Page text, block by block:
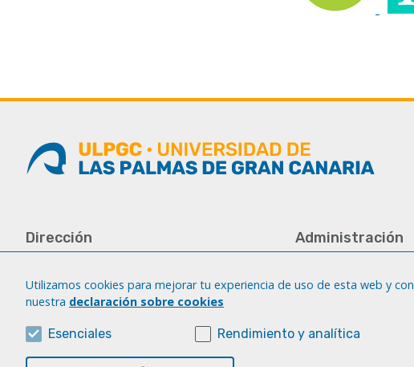
Dirección
Canaria
Campus del Obelisco
Aulario del Obelisco, módulo A
Plaza de la Constitución, s/n
35003 Las Palmas de Gran Canaria.
Administración
Fax: +34 928 451 701
Utilizamos cookies para mejorar tu experiencia de uso de esta web y
nuestra declaración sobre cookies
Esenciales Rendimiento y analítica